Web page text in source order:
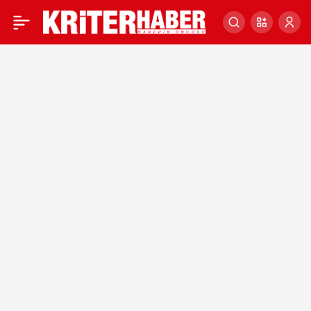
METEOROLOİ UYARDI! 0